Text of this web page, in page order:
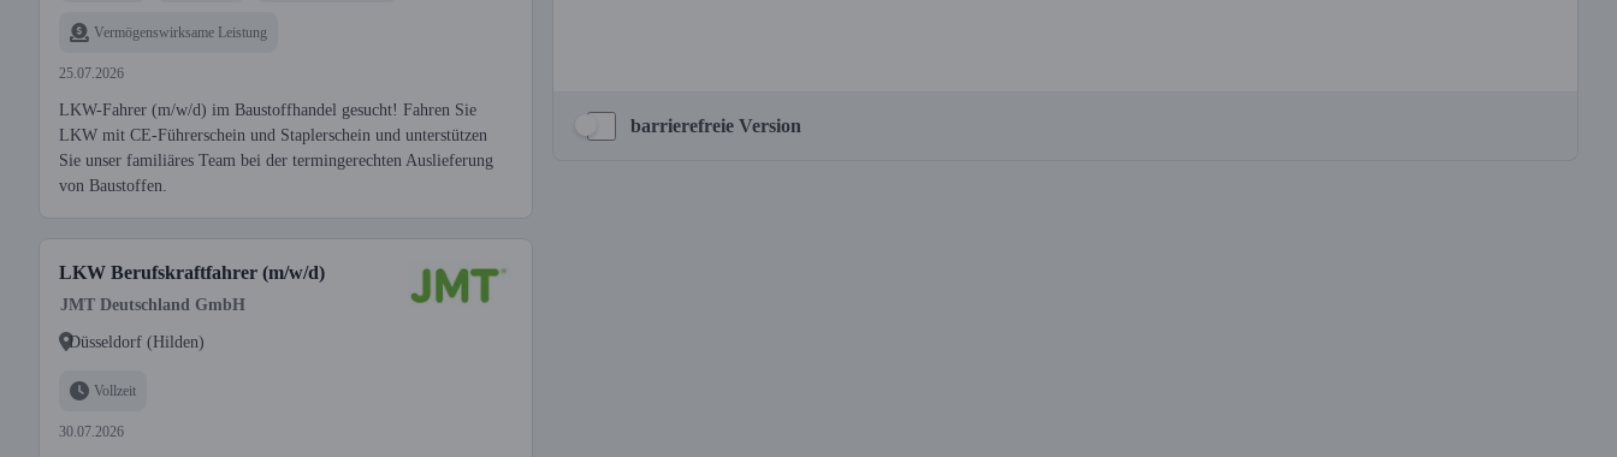
Vermögenswirksame Leistung
25.07.2026
LKW-Fahrer (m/w/d) im Baustoffhandel gesucht! Fahren Sie
LKW mit CE-Führerschein und Staplerschein und unterstützen
Sie unser familiäres Team bei der termingerechten Auslieferung
von Baustoffen.
LKW Berufskraftfahrer (m/w/d)
JMT Deutschland GmbH
Düsseldorf (Hilden)
Vollzeit
30.07.2026
barrierefreie Version